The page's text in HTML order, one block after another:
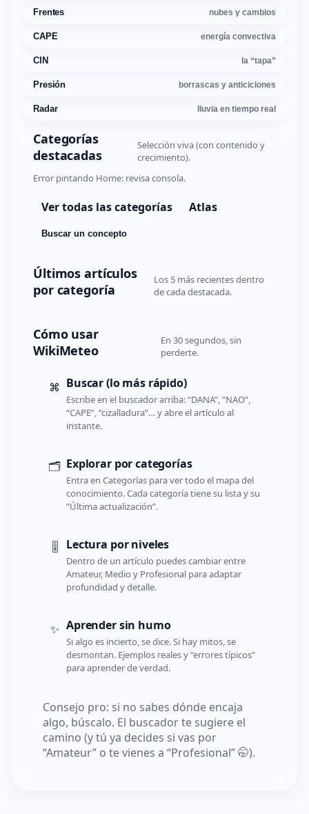
Frentes nubes y cambios
CAPE energía convectiva
CIN la “tapa”
Presión borrascas y anticiclones
Radar lluvia en tiempo real
Categorías
destacadas
Selección viva (con contenido y
crecimiento).
Error pintando Home: revisa consola.
Ver todas las categorías Atlas
Buscar un concepto
Últimos artículos
por categoría
Los 5 más recientes dentro
de cada destacada.
Cómo usar
WikiMeteo
En 30 segundos, sin
perderte.
⌘ Buscar (lo más rápido)
Escribe en el buscador arriba: “DANA”, “NAO”,
“CAPE”, “cizalladura”… y abre el artículo al
instante.
🗂️ Explorar por categorías
Entra en Categorías para ver todo el mapa del
conocimiento. Cada categoría tiene su lista y su
“Última actualización”.
🎚️ Lectura por niveles
Dentro de un artículo puedes cambiar entre
Amateur, Medio y Profesional para adaptar
profundidad y detalle.
✨ Aprender sin humo
Si algo es incierto, se dice. Si hay mitos, se
desmontan. Ejemplos reales y “errores típicos”
para aprender de verdad.
Consejo pro: si no sabes dónde encaja
algo, búscalo. El buscador te sugiere el
camino (y tú ya decides si vas por
“Amateur” o te vienes a “Profesional” 🤭).